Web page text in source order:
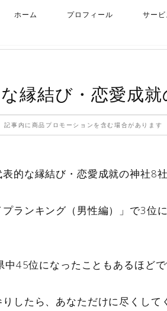
ホーム プロフィール サービ
縁結び・恋愛成就
記事内に商品プロモーションを含む場合があります
的な縁結び・恋愛成就の神社8
プランキング（男性編）」で3位
45位になったこともあるほどで
したら、あなただけに尽くして